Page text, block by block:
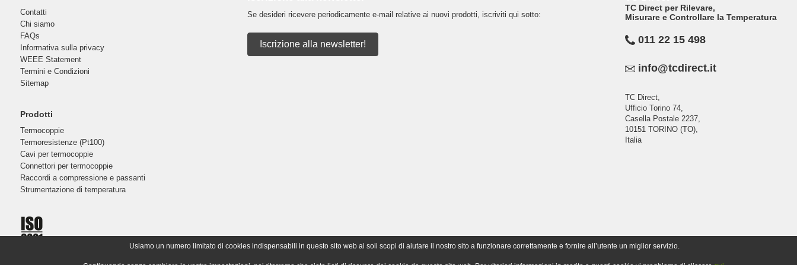
Contatti
Chi siamo
FAQs
Informativa sulla privacy
WEEE Statement
Termini e Condizioni
Sitemap
Prodotti
Termocoppie
Termoresistenze (Pt100)
Cavi per termocoppie
Connettori per termocoppie
Raccordi a compressione e passanti
Strumentazione di temperatura
Se desideri ricevere periodicamente e-mail relative ai nuovi prodotti, iscriviti qui sotto:
Iscrizione alla newsletter!
TC Direct per Rilevare,
Misurare e Controllare la Temperatura
011 22 15 498
info@tcdirect.it
TC Direct,
Ufficio Torino 74,
Casella Postale 2237,
10151 TORINO (TO),
Italia
Usiamo un numero limitato di cookies indispensabili in questo sito web ai soli scopi di aiutare il nostro sito a funzionare correttamente e fornire all’utente un miglior servizio.